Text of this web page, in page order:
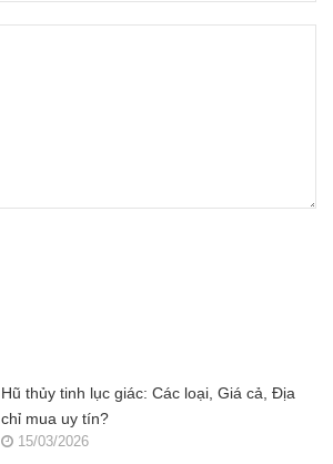
Hũ thủy tinh lục giác: Các loại, Giá cả, Địa
chỉ mua uy tín?
15/03/2026